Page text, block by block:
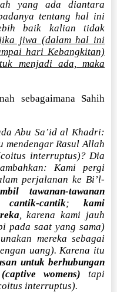
yang ada diantara
tentang hal ini
baik kalian tidak
jika jiwa (dalam hal ini
hari Kebangkitan)
menjadi ada, maka
sebagaimana Sahih
Abu Sa’id al Khadri:
mendengar Rasul Allah
interruptus)? Dia
Kami pergi
perjalanan ke Bi’l-
tawanan-tawanan
cantik;kami
, karena kami jauh
pada saat yang sama)
mereka sebagai
uang). Karena itu
untuk berhubungan
womens) tapi
interruptus).